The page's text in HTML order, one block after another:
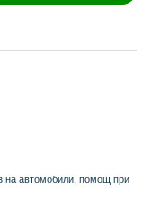
на автомобили, помощ при